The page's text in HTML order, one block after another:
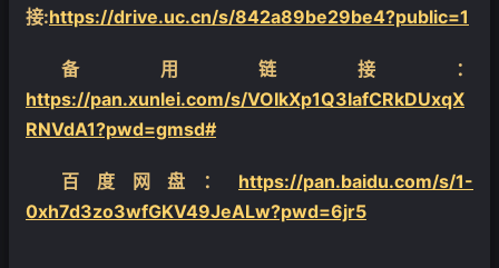
接:https://drive.uc.cn/s/842a89be29be4?public=1
备用链接：
https://pan.xunlei.com/s/VOIkXp1Q3IafCRkDUxqX
RNVdA1?pwd=gmsd#
百度网盘： https://pan.baidu.com/s/1-
0xh7d3zo3wfGKV49JeALw?pwd=6jr5